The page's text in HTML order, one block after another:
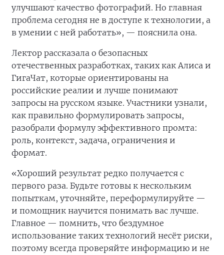
улучшают качество фотографий. Но главная
проблема сегодня не в доступе к технологии, а
в умении с ней работать», — пояснила она.
Лектор рассказала о безопасных
отечественных разработках, таких как Алиса и
ГигаЧат, которые ориентированы на
российские реалии и лучше понимают
запросы на русском языке. Участники узнали,
как правильно формулировать запросы,
разобрали формулу эффективного промта:
роль, контекст, задача, ограничения и
формат.
«Хороший результат редко получается с
первого раза. Будьте готовы к нескольким
попыткам, уточняйте, переформулируйте —
и помощник научится понимать вас лучше.
Главное — помнить, что бездумное
использование таких технологий несёт риски,
поэтому всегда проверяйте информацию и не